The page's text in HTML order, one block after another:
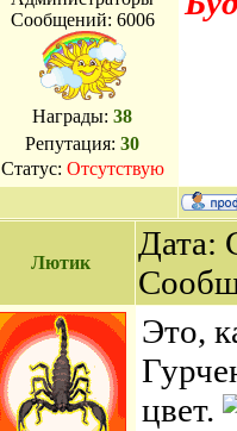
Сообщений: 6006
Награды: 38
Репутация: 30
Статус: Отсутствую
Лютик
Дата:
Это,
цвет.